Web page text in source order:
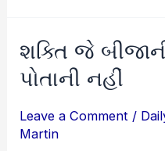
શક્તિ જે
પોતાની નહીં
Leave a Comment /
Martin
શક્તિ
જે
સેવા
કરે